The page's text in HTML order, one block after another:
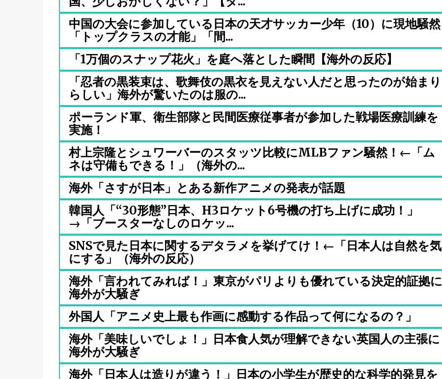
中国の大会に参加している日本の天才サッカー少年（10）に現地騒然
「トップクラスの才能」「間...
「1万個のスナップ花火」を庭へ落とした瞬間【海外の反応】
「忍者の黒装束は、歌舞伎の黒衣を見えない人だと思ったのが始まり
らしい」海外が驚いたのは服の...
ポーランド軍、衛生部隊と民間医療従事者が参加した戦場医療訓練を
実施！
村上宗隆とシュワーバーのスタッツ比較にMLBファン騒然！←「ム
ネは守備もできる！」（海外の...
海外「さすが日本」とある新作アニメの発表が話題
韓国人「“30形態”日本、H3ロケット6号機の打ち上げに成功！」
→「ブースターなしのロケッ...
SNSで見た日本に関するデタラメを挙げてけ！←「日本人は自然を気
にする」（海外の反応）
海外「言われてみれば！」東京がパリよりも優れている決定的証拠に
海外が大騒ぎ
外国人「アニメ史上最も作画に感動する作品って何になるの？」
海外「美味しいでしょ！」日本食人気が理解できない英国人の主張に
海外が大騒ぎ
海外「日本人は造りが違う！」日本の小学生が歴史的な科学的発見を